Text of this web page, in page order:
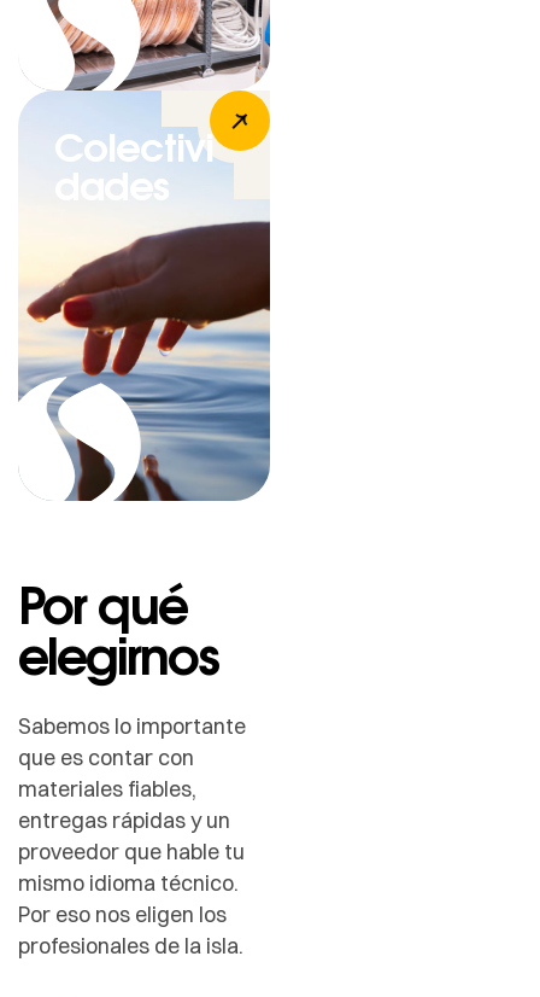
Colectivi
dades
Por qué
elegirnos
Sabemos lo importante
que es contar con
materiales fiables,
entregas rápidas y un
proveedor que hable tu
mismo idioma técnico.
Por eso nos eligen los
profesionales de la isla.